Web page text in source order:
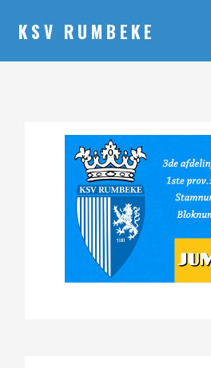
KSV RUMBEKE